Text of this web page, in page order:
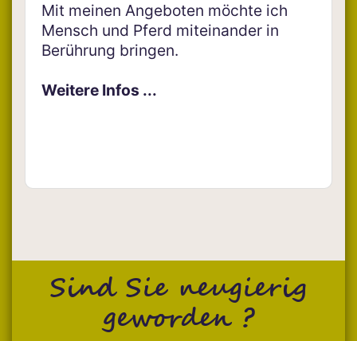
Mit meinen Angeboten möchte ich
Mensch und Pferd miteinander in
Berührung bringen.
Weitere Infos ...
Sind Sie neugierig
geworden ?